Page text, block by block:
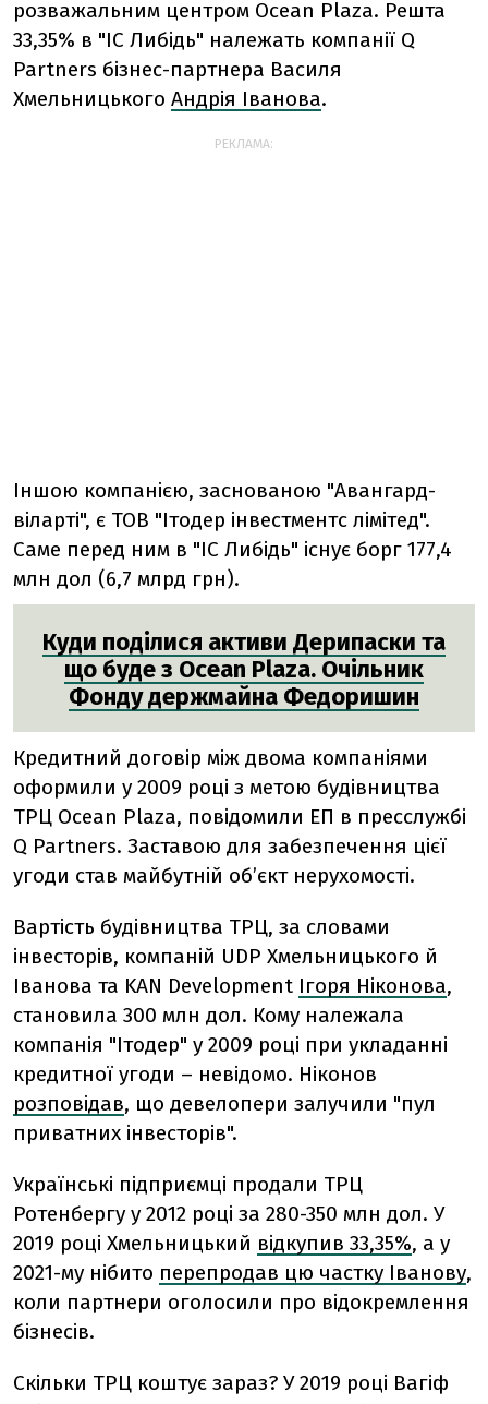
розважальним центром Ocean Plaza. Решта
33,35% в "ІС Либідь" належать компанії Q
Partners бізнес-партнера Василя
Хмельницького Андрія Іванова.
РЕКЛАМА:
Іншою компанією, заснованою "Авангард-
віларті", є ТОВ "Ітодер інвестментс лімітед".
Саме перед ним в "ІС Либідь" існує борг 177,4
млн дол (6,7 млрд грн).
Куди поділися активи Дерипаски та
що буде з Ocean Plaza. Очільник
Фонду держмайна Федоришин
Кредитний договір між двома компаніями
оформили у 2009 році з метою будівництва
ТРЦ Ocean Plaza, повідомили ЕП в пресслужбі
Q Partners. Заставою для забезпечення цієї
угоди став майбутній об’єкт нерухомості.
Вартість будівництва ТРЦ, за словами
інвесторів, компаній UDP Хмельницького й
Іванова та KAN Development Ігоря Ніконова,
становила 300 млн дол. Кому належала
компанія "Ітодер" у 2009 році при укладанні
кредитної угоди – невідомо. Ніконов
розповідав, що девелопери залучили "пул
приватних інвесторів".
Українські підприємці продали ТРЦ
Ротенбергу у 2012 році за 280-350 млн дол. У
2019 році Хмельницький відкупив 33,35%, а у
2021-му нібито перепродав цю частку Іванову,
коли партнери оголосили про відокремлення
бізнесів.
Скільки ТРЦ коштує зараз? У 2019 році Вагіф